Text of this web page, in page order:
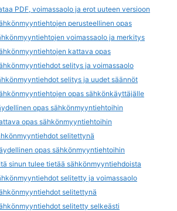
PDF, voimassaolo ja erot uuteen versioon
perusteellinen opas
voimassaolo ja merkitys
kattava opas
selitys ja voimassaolo
selitys ja uudet säännöt
opas sähkönkäyttäjälle
opas sähkönmyyntiehtoihin
opas sähkönmyyntiehtoihin
selitettynä
opas sähkönmyyntiehtoihin
sinun tulee tietää sähkönmyyntiehdoista
selitetty ja voimassaolo
selitettynä
selitetty selkeästi